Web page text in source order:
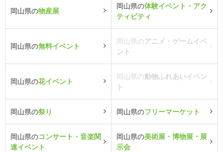
岡山県の物産展
岡山県の体験イベント・アク
ティビティ
岡山県の無料イベント
岡山県のアニメ・ゲームイベ
ント
岡山県の花イベント
岡山県の動物ふれあいイベン
ト
岡山県の祭り 岡山県のフリーマーケット
岡山県のコンサート・音楽関
連イベント
岡山県の美術展・博物展・展
示会